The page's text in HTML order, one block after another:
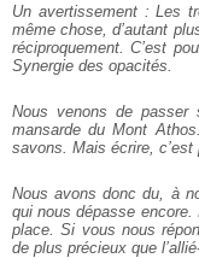
Un avertissement : Les
même chose, d’autant
réciproquement. C’est
Synergie des opacités.
Nous venons de passer
mansarde du Mont
savons. Mais écrire,
Nous avons donc du, à
qui nous dépasse
place. Si vous nous
de plus précieux que